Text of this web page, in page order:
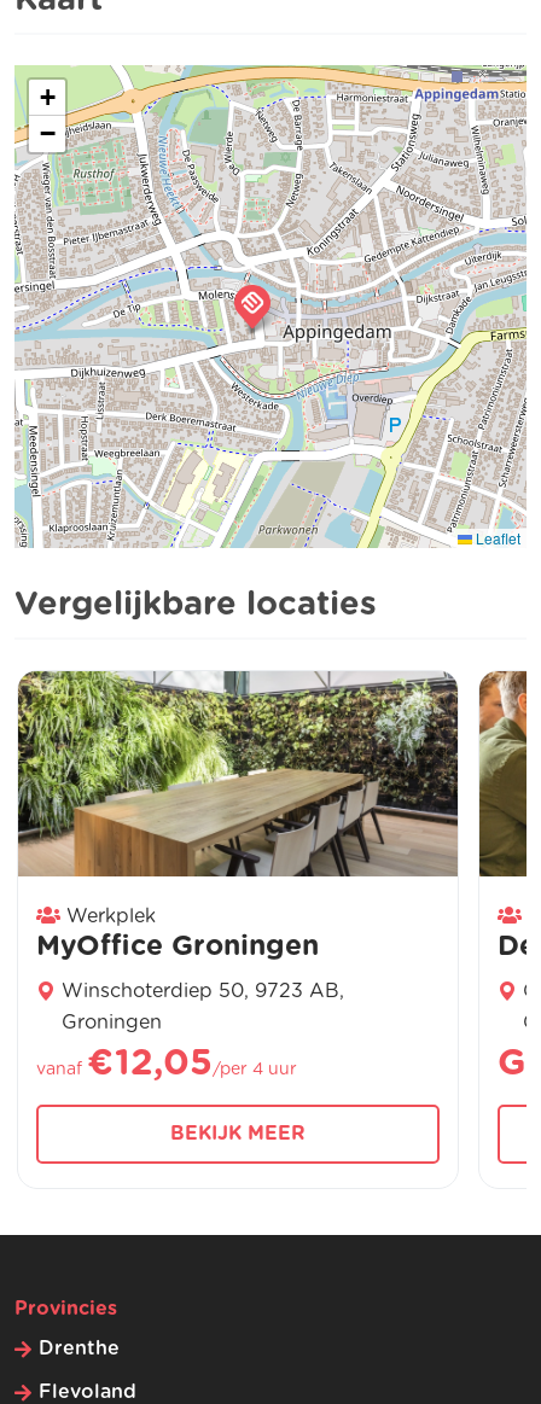
+
−
Leaflet
Vergelijkbare locaties
Werkplek
MyOffice Groningen
Winschoterdiep 50, 9723 AB,
Groningen
vanaf €12,05 /per 4 uur
BEKIJK MEER
Provincies
Drenthe
Flevoland